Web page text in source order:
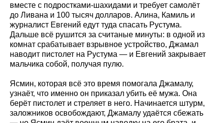
вместе с подростками-шахидами и требует самолёт
до Ливана и 100 тысяч долларов. Алина, Камиль и
журналист Евгений едут туда спасать Рустума.
Дальше всё рушится за считаные минуты: в одной из
комнат срабатывает взрывное устройство, Джамал
наводит пистолет на Рустума — и Евгений закрывает
мальчика собой, получая пулю.
Ясмин, которая всё это время помогала Джамалу,
узнаёт, что именно он приказал убить её мужа. Она
берёт пистолет и стреляет в него. Начинается штурм,
заложников освобождают, Джамалу удаётся сбежать